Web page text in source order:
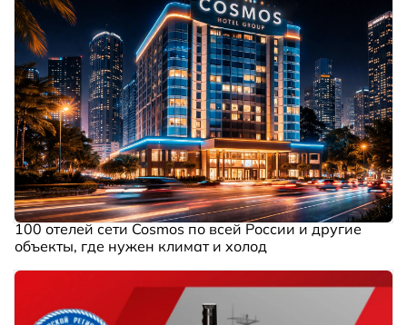
100 отелей сети Cosmos по всей России и другие
объекты, где нужен климат и холод